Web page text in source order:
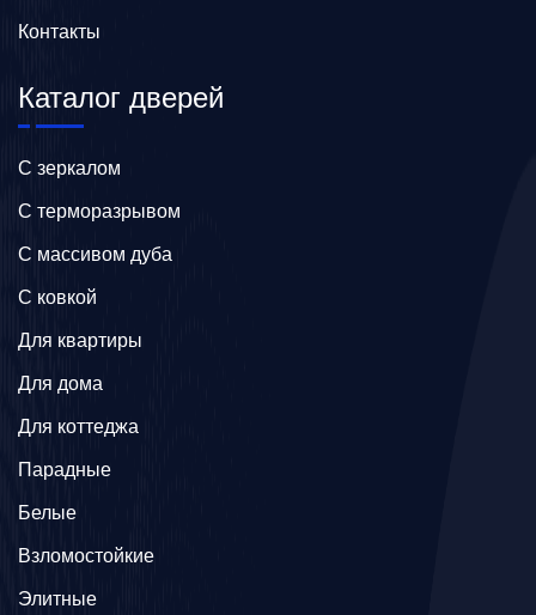
Контакты
Каталог дверей
C зеркалом
C терморазрывом
C массивом дуба
C ковкой
Для квартиры
Для дома
Для коттеджа
Парадные
Белые
Взломостойкие
Элитные